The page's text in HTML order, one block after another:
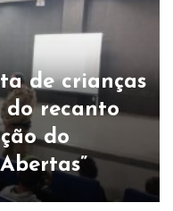
de crianças
do recanto
do